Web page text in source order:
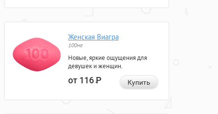
Женская Виагра
100мг
Новые, яркие ощущения для
девушек и женщин.
от 116Р Купить